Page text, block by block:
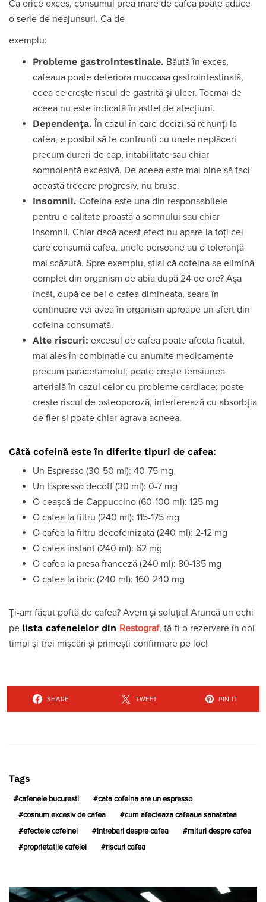
Ca orice exces, consumul prea mare de cafea poate aduce
o serie de neajunsuri. Ca de
exemplu:
Probleme gastrointestinale. Băută în exces,
cafeaua poate deteriora mucoasa gastrointestinală,
ceea ce crește riscul de gastrită și ulcer. Tocmai de
aceea nu este indicată în astfel de afecțiuni.
Dependența. În cazul în care decizi să renunți la
cafea, e posibil să te confrunți cu unele neplăceri
precum dureri de cap, iritabilitate sau chiar
somnolență excesivă. De aceea este mai bine să faci
această trecere progresiv, nu brusc.
Insomnii. Cofeina este una din responsabilele
pentru o calitate proastă a somnului sau chiar
insomnii. Chiar dacă acest efect nu apare la toți cei
care consumă cafea, unele persoane au o toleranță
mai scăzută. Spre exemplu, știai că cofeina se elimină
complet din organism de abia după 24 de ore? Așa
încât, după ce bei o cafea dimineața, seara în
continuare vei avea în organism aproape un sfert din
cofeina consumată.
Alte riscuri: excesul de cafea poate afecta ficatul,
mai ales în combinație cu anumite medicamente
precum paracetamolul; poate crește tensiunea
arterială în cazul celor cu probleme cardiace; poate
crește riscul de osteoporoză, interferează cu absorbția
de fier și poate chiar agrava acneea.
Câtă cofeină este în diferite tipuri de cafea:
Un Espresso (30-50 ml): 40-75 mg
Un Espresso decoff (30 ml): 0-7 mg
O ceașcă de Cappuccino (60-100 ml): 125 mg
O cafea la filtru (240 ml): 115-175 mg
O cafea la filtru decofeinizată (240 ml): 2-12 mg
O cafea instant (240 ml): 62 mg
O cafea la presa franceză (240 ml): 80-135 mg
O cafea la ibric (240 ml): 160-240 mg
Ți-am făcut poftă de cafea? Avem și soluția! Aruncă un ochi
pe lista cafenelelor din Restograf, fă-ți o rezervare în doi
timpi și trei mișcări și primești confirmare pe loc!
SHARE TWEET PIN IT
Tags
cafenele bucuresti cata cofeina are un espresso
cosnum excesiv de cafea cum afecteaza cafeaua sanatatea
efectele cofeinei intrebari despre cafea mituri despre cafea
proprietatile cafelei riscuri cafea